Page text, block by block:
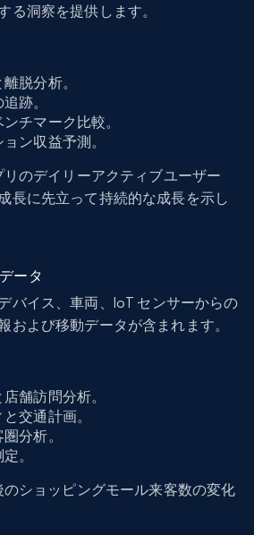
る洞察を提供します。
脱分析。
跡。
チマーク比較。
ン収益予測。
リのデイリーアクティブユーザー
長に先立って持続的な成長を示し
ータ
バイス、車両、IoT センサーからの
および移動データが含まれます。
舗訪問分析。
交通計画。
分析。
。
のショッピングモール来客数の変化